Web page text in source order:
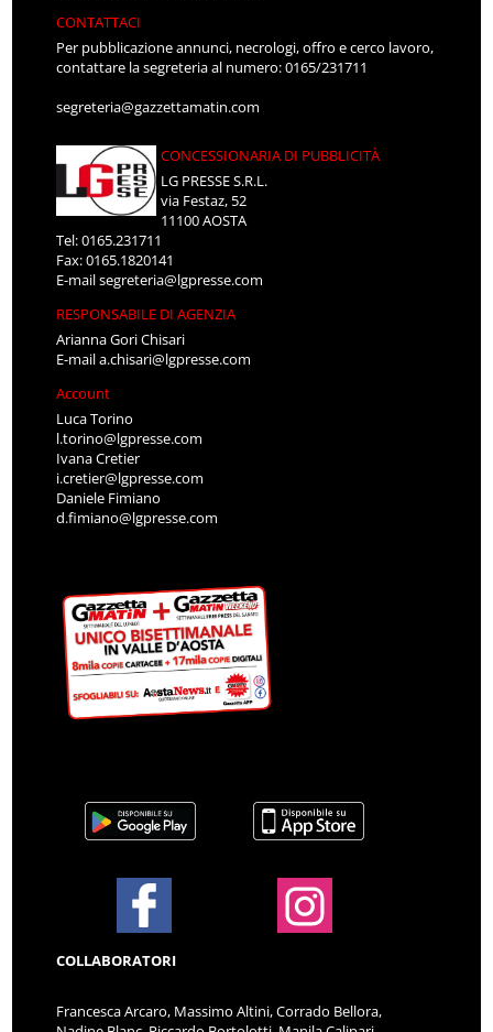
CONTATTACI
Per pubblicazione annunci, necrologi, offro e cerco lavoro,
contattare la segreteria al numero: 0165/231711
segreteria@gazzettamatin.com
CONCESSIONARIA DI PUBBLICITÀ
LG PRESSE S.R.L.
via Festaz, 52
11100 AOSTA
Tel: 0165.231711
Fax: 0165.1820141
E-mailsegreteria@lgpresse.com
RESPONSABILE DI AGENZIA
Arianna Gori Chisari
E-maila.chisari@lgpresse.com
Account
Luca Torino
l.torino@lgpresse.com
Ivana Cretier
i.cretier@lgpresse.com
Daniele Fimiano
d.fimiano@lgpresse.com
COLLABORATORI
Francesca Arcaro, Massimo Altini, Corrado Bellora,